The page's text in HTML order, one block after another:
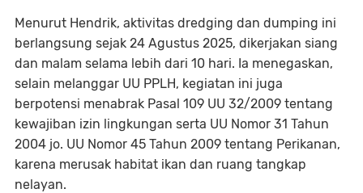
Menurut Hendrik, aktivitas dredging dan dumping ini
berlangsung sejak 24 Agustus 2025, dikerjakan siang
dan malam selama lebih dari 10 hari. Ia menegaskan,
selain melanggar UU PPLH, kegiatan ini juga
berpotensi menabrak Pasal 109 UU 32/2009 tentang
kewajiban izin lingkungan serta UU Nomor 31 Tahun
2004 jo. UU Nomor 45 Tahun 2009 tentang Perikanan,
karena merusak habitat ikan dan ruang tangkap
nelayan.